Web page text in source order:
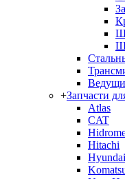
+Запчасти
Atlas
CAT
Hitachi
Hyundai